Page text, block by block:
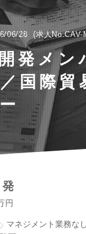
06/28 求人
発メ
国際
円
マネジメント業務なし